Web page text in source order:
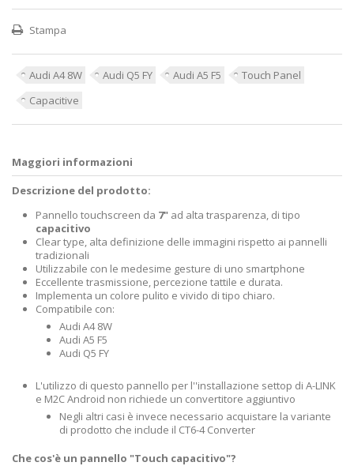
Stampa
Audi A4 8W Audi Q5 FY Audi A5 F5
Touch Panel
Capacitive
Maggiori informazioni
Descrizione del prodotto:
Pannello touchscreen da 7" ad alta trasparenza, di tipo
capacitivo
Clear type, alta definizione delle immagini rispetto ai pannelli
tradizionali
Utilizzabile con le medesime gesture di uno smartphone
Eccellente trasmissione, percezione tattile e durata.
Implementa un colore pulito e vivido di tipo chiaro.
Compatibile con:
Audi A4 8W
Audi A5 F5
Audi Q5 FY
L'utilizzo di questo pannello per l''installazione settop di A-LINK
e M2C Android non richiede un convertitore aggiuntivo
Negli altri casi è invece necessario acquistare la variante
di prodotto che include il CT6-4 Converter
Che cos'è un pannello "Touch capacitivo"?